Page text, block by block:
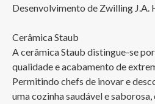
Desenvolvimento de Zwilling J.A.
Cerâmica Staub
A cerâmica Staub distingue-se
qualidade e acabamento de
Permitindo chefs de inovar e
uma cozinha saudável e